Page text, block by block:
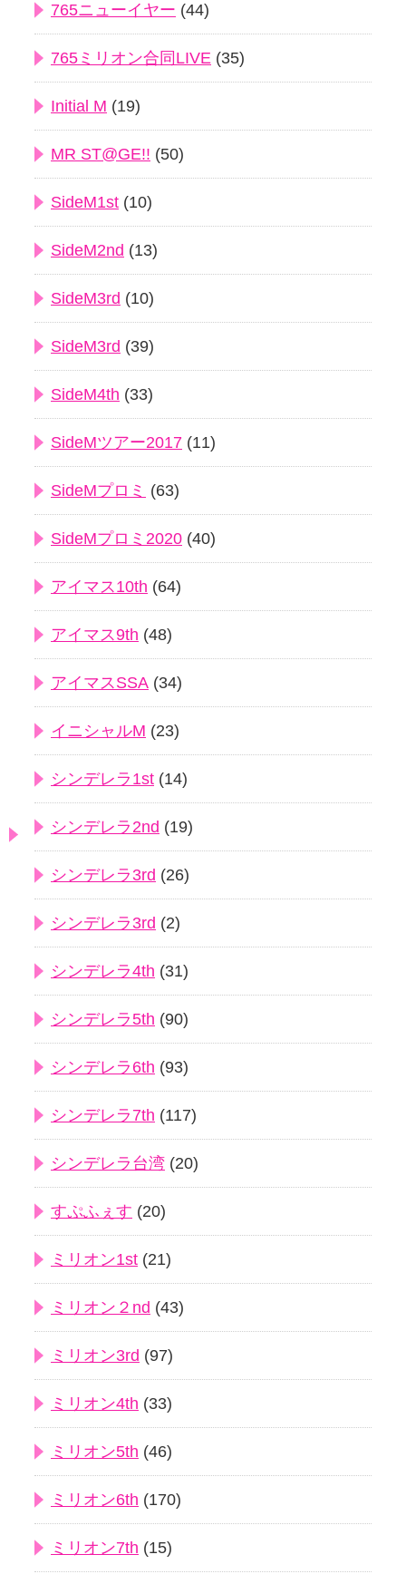
765ニューイヤー (44)
765ミリオン合同LIVE (35)
Initial M (19)
MR ST@GE!! (50)
SideM1st (10)
SideM2nd (13)
SideM3rd (10)
SideM3rd (39)
SideM4th (33)
SideMツアー2017 (11)
SideMプロミ (63)
SideMプロミ2020 (40)
アイマス10th (64)
アイマス9th (48)
アイマスSSA (34)
イニシャルM (23)
シンデレラ1st (14)
シンデレラ2nd (19)
シンデレラ3rd (26)
シンデレラ3rd (2)
シンデレラ4th (31)
シンデレラ5th (90)
シンデレラ6th (93)
シンデレラ7th (117)
シンデレラ台湾 (20)
すぷふぇす (20)
ミリオン1st (21)
ミリオン２nd (43)
ミリオン3rd (97)
ミリオン4th (33)
ミリオン5th (46)
ミリオン6th (170)
ミリオン7th (15)